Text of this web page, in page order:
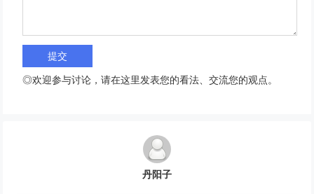
◎欢迎参与讨论，请在这里发表您的看法、交流您的观点。
丹阳子